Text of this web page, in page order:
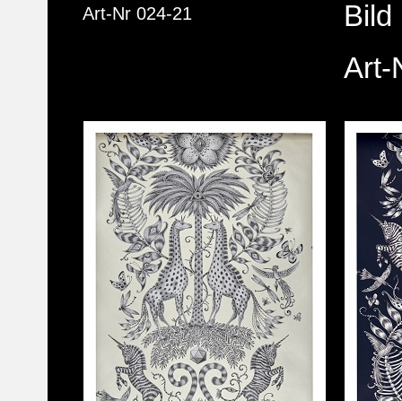
Art-Nr 024-21
Bild
Art-